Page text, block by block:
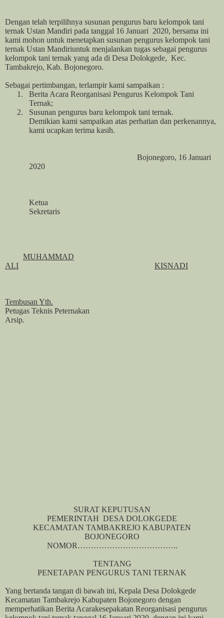
Dengan telah terpilihnya susunan pengurus baru kelompok tani
ternak Ustan Mandiri pada tanggal 16 Januari 2020, bersama ini
kami mohon untuk menetapkan susunan pengurus kelompok tani
ternak Ustan Mandiriuntuk menjalankan tugas sebagai pengurus
kelompok tani ternak yang ada di Desa Dolokgede, Kec.
Tambakrejo, Kab. Bojonegoro.
Sebagai pertimbangan, terlampir kami sampaikan :
1.
Berita Acara Reorganisasi Pengurus Kelompok Tani
Ternak;
2.
Susunan pengurus baru kelompok tani ternak.
Demikian kami sampaikan atas perhatian dan perkenannya,
kami ucapkan terima kasih.
Bojonegoro, 16 Januari
2020
Ketua
Sekretaris
MUHAMMAD
ALI
KISNADI
Tembusan Yth.
Petugas Teknis Peternakan
Arsip.
SURAT KEPUTUSAN
PEMERINTAH DESA DOLOKGEDE
KECAMATAN TAMBAKREJO KABUPATEN
BOJONEGORO
NOMOR………………………………..
TENTANG
PENETAPAN PENGURUS TANI TERNAK
Yang bertanda tangan di bawah ini, Kepala Desa Dolokgede
Kecamatan Tambakrejo Kabupaten Bojonegoro dengan
memperhatikan Berita Acarakesepakatan Reorganisasi pengurus